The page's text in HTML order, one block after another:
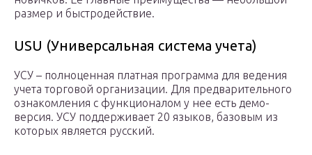
размер и быстродействие.
USU (Универсальная система учета)
УСУ – полноценная платная программа для ведения
учета торговой организации. Для предварительного
ознакомления с функционалом у нее есть демо-
версия. УСУ поддерживает 20 языков, базовым из
которых является русский.